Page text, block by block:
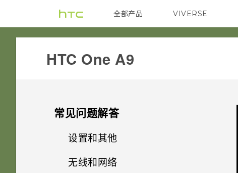
全部产品
VIVE VIVERSE
HTC One A9‎
常见问题解答
设置和其他
如何找到手机的 IMEI/MEID 和
无线和网络